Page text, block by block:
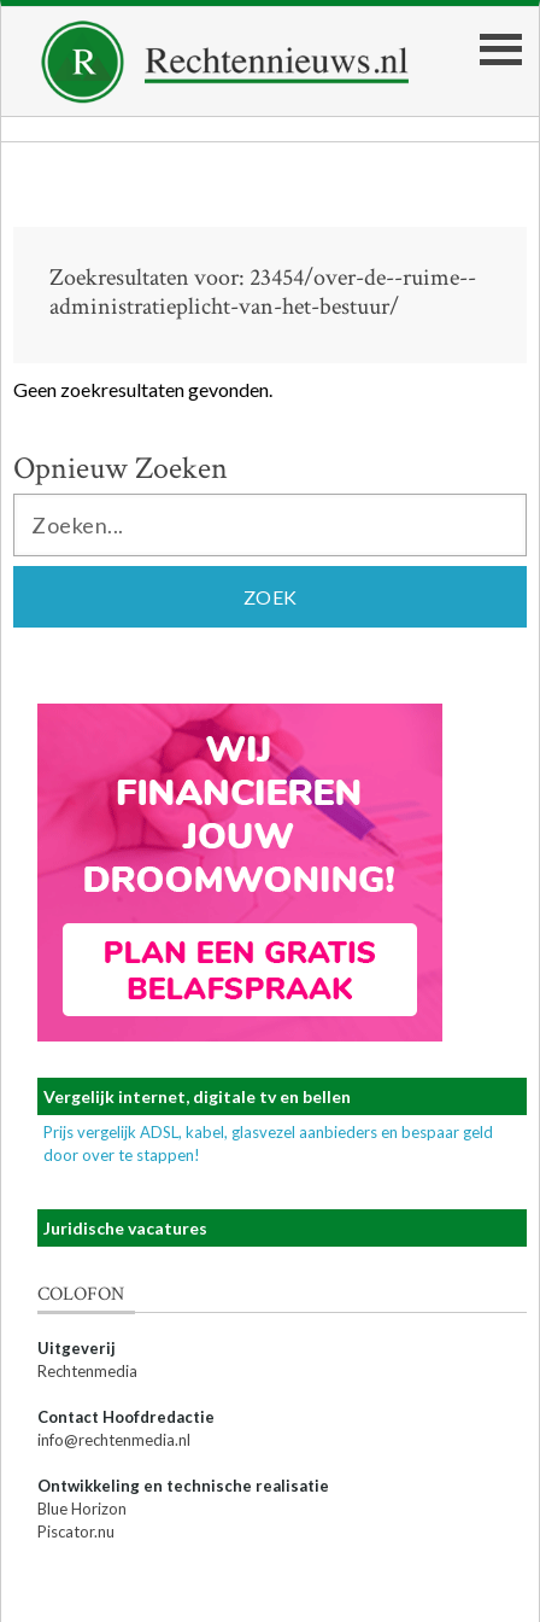
Zoekresultaten voor: 23454/over-de--ruime--
administratieplicht-van-het-bestuur/
Geen zoekresultaten gevonden.
Opnieuw Zoeken
Vergelijk internet, digitale tv en bellen
Prijs vergelijk ADSL, kabel, glasvezel aanbieders en bespaar geld
door over te stappen!
Juridische vacatures
COLOFON
Uitgeverij
Rechtenmedia
Contact Hoofdredactie
info@rechtenmedia.nl
Ontwikkeling en technische realisatie
Blue Horizon
Piscator.nu